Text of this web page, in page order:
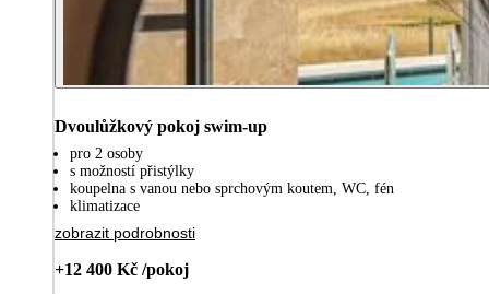
Dvoulůžkový pokoj swim-up
pro 2 osoby
s možností přistýlky
koupelna s vanou nebo sprchovým koutem, WC, fén
klimatizace
zobrazit podrobnosti
+12 400 Kč /pokoj